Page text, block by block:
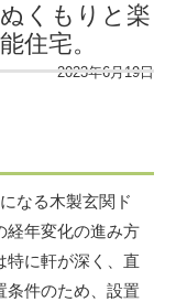
くもりと楽
住宅。
2023年6月19日
なる木製玄関ド
経年変化の進み方
特に軒が深く、直
条件のため、設置